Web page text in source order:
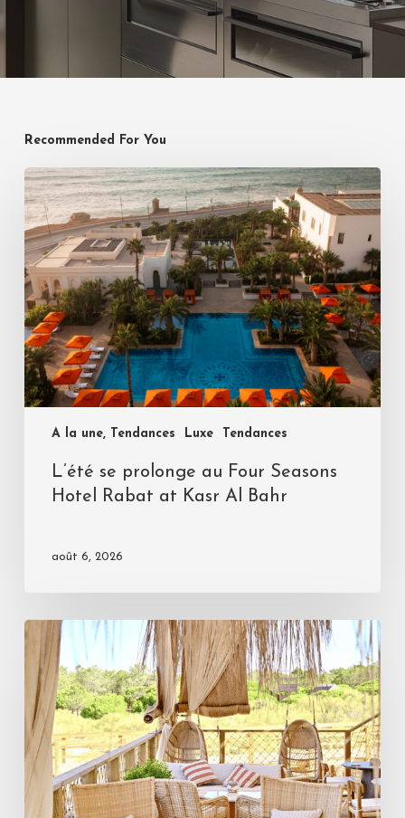
Recommended For You
A la une, Tendances Luxe Tendances
L’été se prolonge au Four Seasons
Hotel Rabat at Kasr Al Bahr
août 6, 2026